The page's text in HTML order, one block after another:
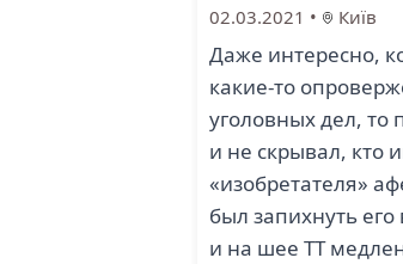
02.03.2021 • Київ
Даже интересно,
какие-то
уголовных дел, то
и не скрывал, кто
«изобретателя»
был запихнуть
и на шее ТТ